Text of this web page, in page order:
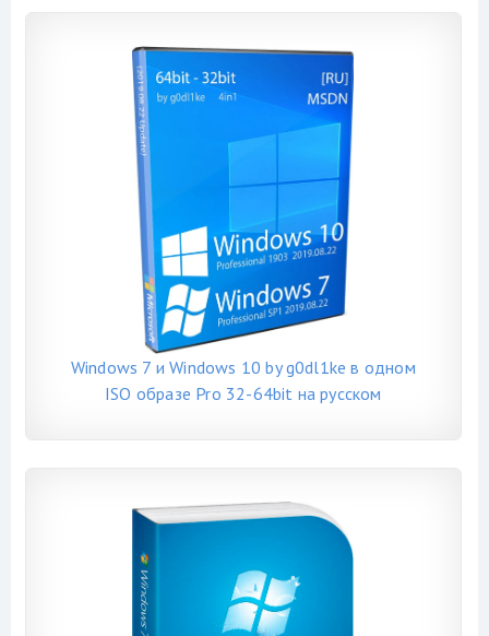
Windows 7 и Windows 10 by g0dl1ke в одном
ISO образе Pro 32-64bit на русском